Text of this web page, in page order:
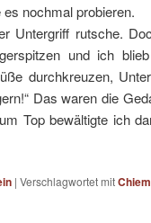
nochmal probieren.
Untergriff rutsche.
und ich
durchkreuzen,
Das waren die
Top bewältigte ich
| Verschlagwortet mit